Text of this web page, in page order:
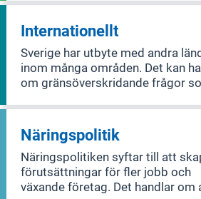
Huvudfokus ligger på att
att det finansiella systemet är
och att förbättra skyddet för
konsumenter på finansmarknad
Internationellt
Sverige har utbyte med andra
inom många områden. Det kan
om gränsöverskridande frågor
Näringspolitik
Näringspolitiken syftar till att
förutsättningar för fler jobb och
växande företag. Det handlar om